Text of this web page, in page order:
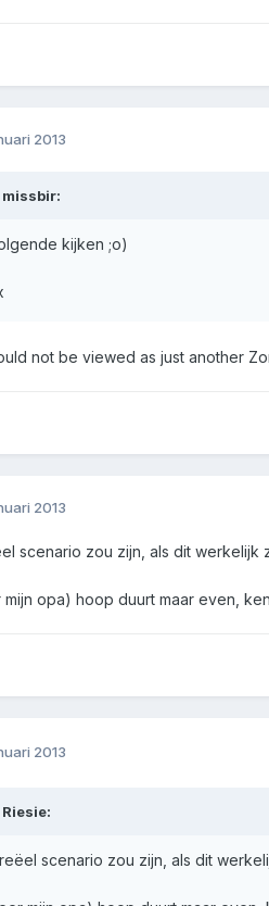
2013
kijken ;o)
not be viewed as just another
2013
scenario zou zijn, als dit werkelijk
mijn opa) hoop duurt maar even,
2013
scenario zou zijn, als dit